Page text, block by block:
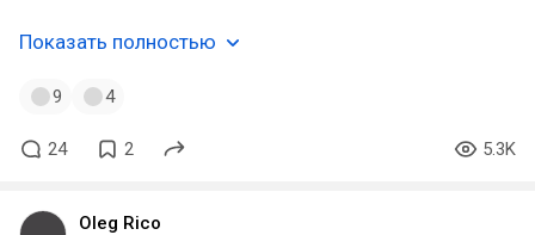
Показать полностью
9 4
24 2 5.3K
Oleg Rico